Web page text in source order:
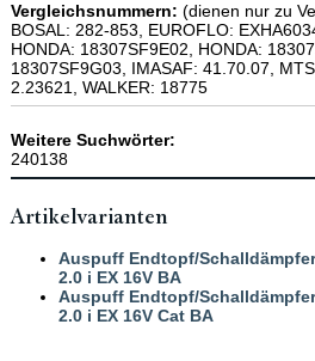
Vergleichsnummern: (dienen nur zu
BOSAL: 282-853, EUROFLO:
HONDA: 18307SF9E02, HONDA:
18307SF9G03, IMASAF: 41.70.07,
2.23621, WALKER: 18775
Weitere Suchwörter:
240138
Artikelvarianten
Auspuff Endtopf/Schalldämpfer
2.0 i EX 16V BA
Auspuff Endtopf/Schalldämpfer
2.0 i EX 16V Cat BA